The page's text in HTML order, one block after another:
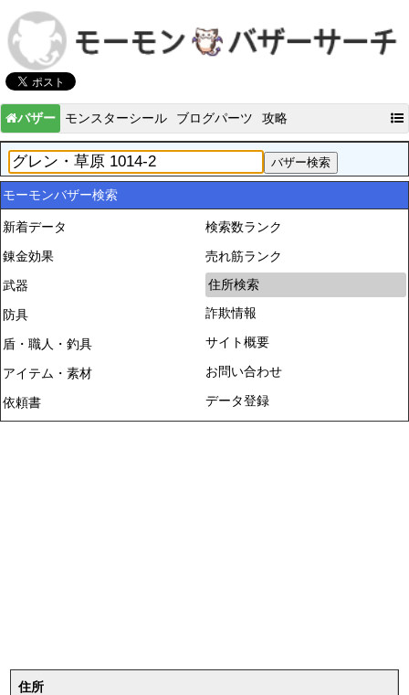
バザー モンスターシール ブログパーツ 攻略
モーモンバザー検索
新着データ
錬金効果
武器
防具
盾・職人・釣具
アイテム・素材
依頼書
検索数ランク
売れ筋ランク
住所検索
詐欺情報
サイト概要
お問い合わせ
データ登録
住所